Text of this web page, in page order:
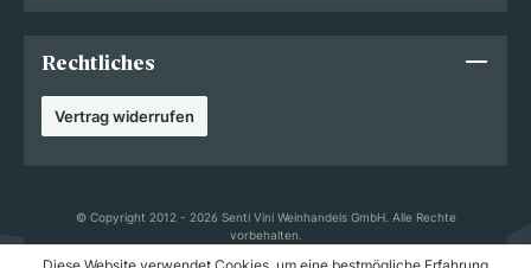
Rechtliches
Vertrag widerrufen
© Copyright 2012 - 2026 Senti Vini Weinhandels GmbH. Alle Rechte
vorbehalten.